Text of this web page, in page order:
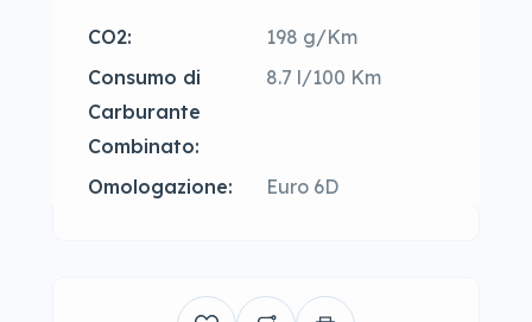
CO2:
198 g/Km
Consumo di
Carburante
Combinato:
8.7 l/100 Km
Omologazione: Euro 6D